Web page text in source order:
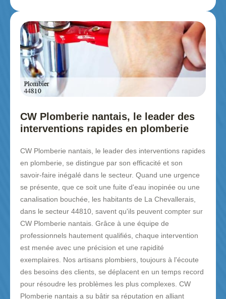
CW Plomberie nantais, le leader des
interventions rapides en plomberie
CW Plomberie nantais, le leader des interventions rapides
en plomberie, se distingue par son efficacité et son
savoir-faire inégalé dans le secteur. Quand une urgence
se présente, que ce soit une fuite d'eau inopinée ou une
canalisation bouchée, les habitants de La Chevallerais,
dans le secteur 44810, savent qu'ils peuvent compter sur
CW Plomberie nantais. Grâce à une équipe de
professionnels hautement qualifiés, chaque intervention
est menée avec une précision et une rapidité
exemplaires. Nos artisans plombiers, toujours à l'écoute
des besoins des clients, se déplacent en un temps record
pour résoudre les problèmes les plus complexes. CW
Plomberie nantais a su bâtir sa réputation en alliant